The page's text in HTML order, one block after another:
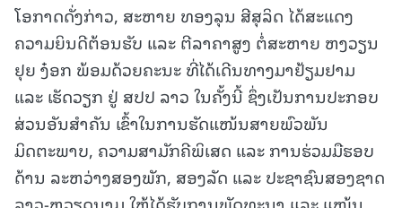
ໂອກາດດັ່ງກ່າວ, ສະຫາຍ ທອງລຸນ ສີສຸລິດ ໄດ້ສະແດງ
ຄວາມຍິນດີຕ້ອນຮັບ ແລະ ຕີລາຄາສູງ ຕໍ່ສະຫາຍ ຫງວຽນ
ຢຸຍ ງ໋ອກ ພ້ອມດ້ວຍຄະນະ ທີ່ໄດ້ເດີນທາງມາຢ້ຽມຢາມ
ແລະ ເຮັດວຽກ ຢູ່ ສປປ ລາວ ໃນຄັ້ງນີ້ ຊຶ່ງເປັນການປະກອບ
ສ່ວນອັນສຳຄັນ ເຂົ້າໃນການຮັດແໜ້ນສາຍພົວພັນ
ມິດຕະພາບ, ຄວາມສາມັກຄີພິເສດ ແລະ ການຮ່ວມມືຮອບ
ດ້ານ ລະຫວ່າງສອງພັກ, ສອງລັດ ແລະ ປະຊາຊົນສອງຊາດ